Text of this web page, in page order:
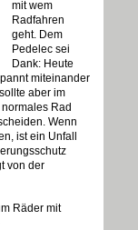
mit wem
Radfahren
geht. Dem
Pedelec sei
Dank: Heute
miteinander
aber im
Rad
Wenn
ist ein Unfall
von der
Räder mit